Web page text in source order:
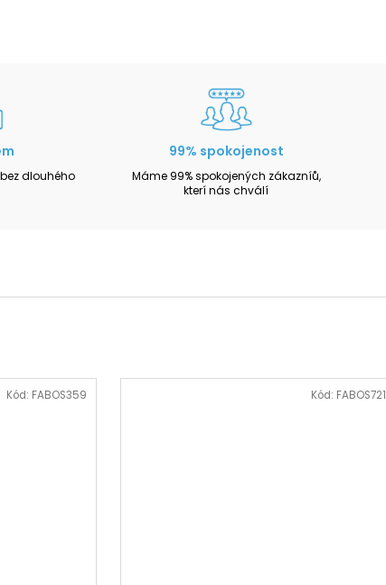
dlouhého
99% spokojenost
Máme 99% spokojených zákazníů,
kterí nás chválí
Kód: FABOS359 Kód: FABOS721